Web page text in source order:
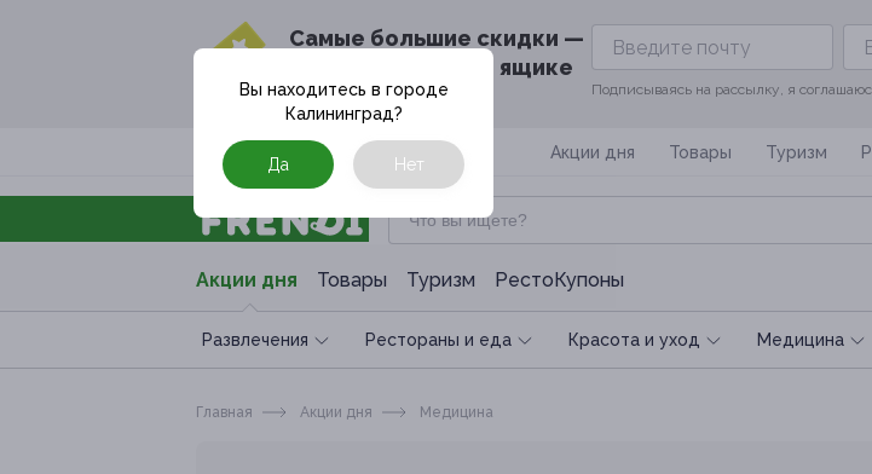
Cамые большие скидки —
в твоём почтовом ящике
Подписываясь на рассылку, я
Москва Акции дня Товары Туризм
Акции дня Товары Туризм РестоКупоны
Развлечения Рестораны и еда Красота и уход Медицина
Вы находитесь в городе
Калининград?
Да Нет
Главная Акции дня Медицина